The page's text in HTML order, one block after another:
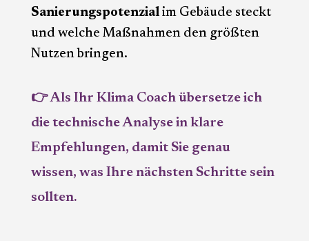
Sanierungspotenzialim Gebäude steckt
und welche Maßnahmen den größten
Nutzen bringen.
👉 Als Ihr Klima Coach übersetze ich
die technische Analyse in klare
Empfehlungen, damit Sie genau
wissen, was Ihre nächsten Schritte sein
sollten.